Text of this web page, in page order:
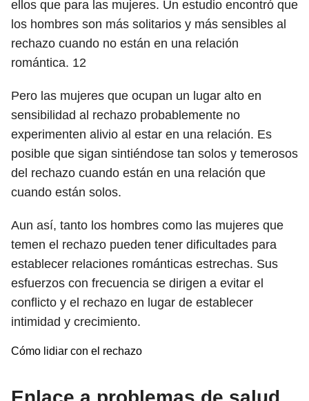
ellos que para las mujeres. Un estudio encontró que
los hombres son más solitarios y más sensibles al
rechazo cuando no están en una relación
romántica. 12
Pero las mujeres que ocupan un lugar alto en
sensibilidad al rechazo probablemente no
experimenten alivio al estar en una relación. Es
posible que sigan sintiéndose tan solos y temerosos
del rechazo cuando están en una relación que
cuando están solos.
Aun así, tanto los hombres como las mujeres que
temen el rechazo pueden tener dificultades para
establecer relaciones románticas estrechas. Sus
esfuerzos con frecuencia se dirigen a evitar el
conflicto y el rechazo en lugar de establecer
intimidad y crecimiento.
Cómo lidiar con el rechazo